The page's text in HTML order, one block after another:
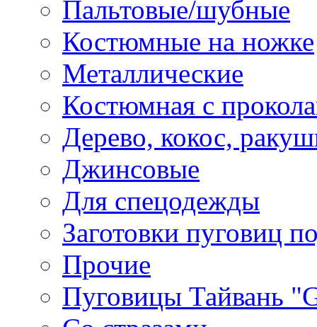
Пальтовые/шубные
Костюмные на ножке
Металлические
Костюмная с
Дерево, кокос,
Джинсовые
Для спецодежды
Заготовки пуговиц
Прочие
Пуговицы Тайвань